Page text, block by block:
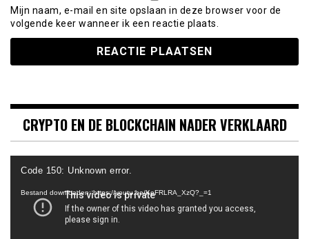
Mijn naam, e-mail en site opslaan in deze browser voor de
volgende keer wanneer ik een reactie plaats.
CRYPTO EN DE BLOCKCHAIN NADER VERKLAARD
Videospeler
Code 150: Unknown error.
Bestand downloaden: https://youtu.be/KeFRLRA_XzQ?_=1